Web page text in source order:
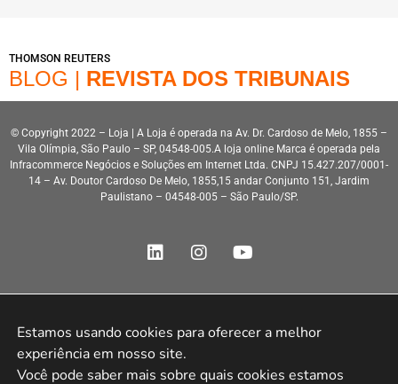
THOMSON REUTERS
BLOG | REVISTA DOS TRIBUNAIS
© Copyright 2022 – Loja | A Loja é operada na Av. Dr. Cardoso de Melo, 1855 –
Vila Olímpia, São Paulo – SP, 04548-005.A loja online Marca é operada pela
Infracommerce Negócios e Soluções em Internet Ltda. CNPJ 15.427.207/0001-
14 – Av. Doutor Cardoso De Melo, 1855,15 andar Conjunto 151, Jardim
Paulistano – 04548-005 – São Paulo/SP.
Desenvolvimento HeroStar
Estamos usando cookies para oferecer a melhor
experiência em nosso site.
Você pode saber mais sobre quais cookies estamos